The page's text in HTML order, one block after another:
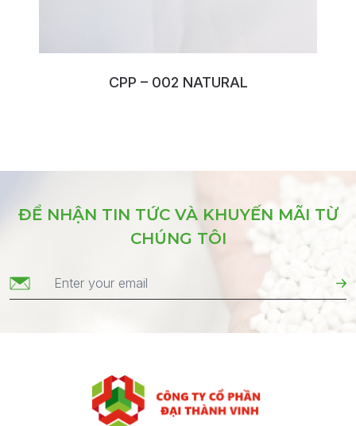
CPP – 002 NATURAL
ĐỂ NHẬN TIN TỨC VÀ KHUYẾN MÃI TỪ
CHÚNG TÔI